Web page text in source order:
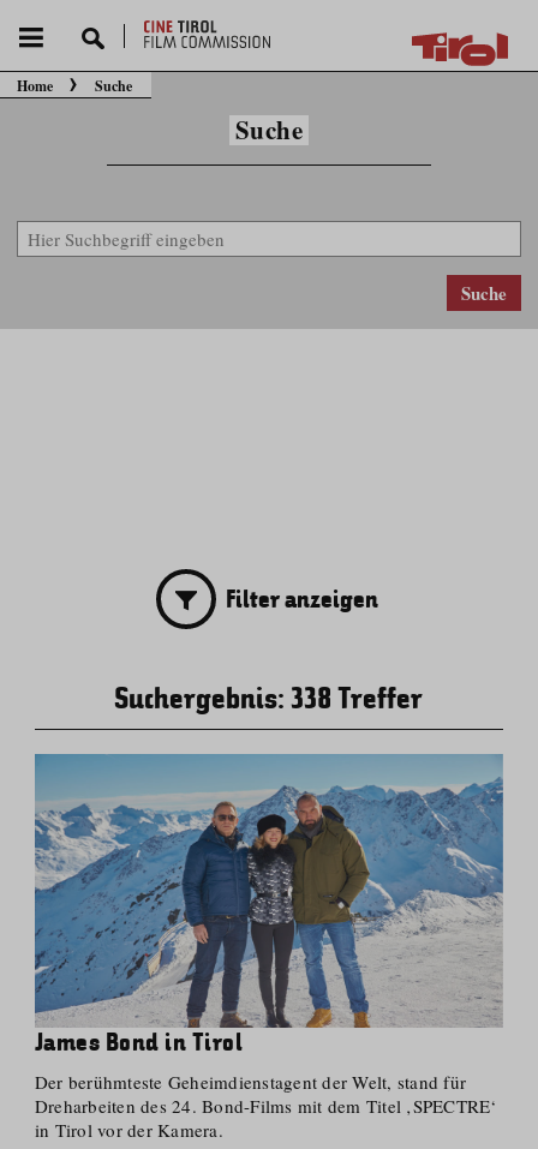
Sie befinden sich hier:
Home Suche
Suche
Suche
Filter anzeigen
Suchergebnis:338Treffer
James Bond in Tirol
Der berühmteste Geheimdienstagent der Welt, stand für
Dreharbeiten des 24. Bond-Films mit dem Titel ‚SPECTRE‘
in Tirol vor der Kamera.